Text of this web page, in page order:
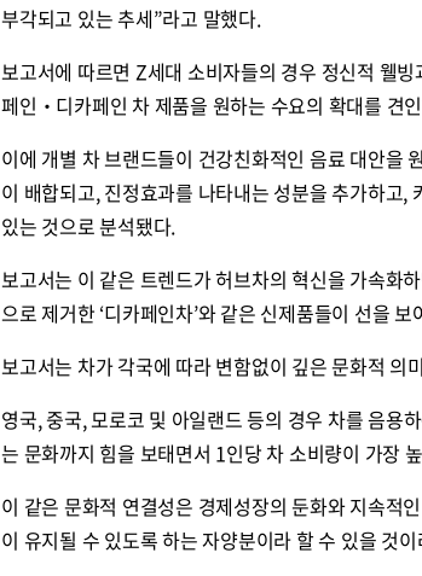
부각되고 있는 추세”라고 말했다.
보고서에 따르면 Z세대 소비자들의 경우 정신적 웰
페인‧디카페인 차 제품을 원하는 수요의 확대를 견
이에 개별 차 브랜드들이 건강친화적인 음료 대안을
이 배합되고, 진정효과를 나타내는 성분을 추가하고
있는 것으로 분석됐다.
보고서는 이 같은 트렌드가 허브차의 혁신을 가속화
으로 제거한 ‘디카페인차’와 같은 신제품들이 선을
보고서는 차가 각국에 따라 변함없이 깊은 문화적 의
영국, 중국, 모로코 및 아일랜드 등의 경우 차를 음용
는 문화까지 힘을 보태면서 1인당 차 소비량이 가장
이 같은 문화적 연결성은 경제성장의 둔화와 지속적
이 유지될 수 있도록 하는 자양분이라 할 수 있을 것